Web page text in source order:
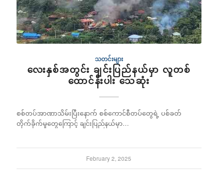
သတင်းများ
လေးနှစ်အတွင်း ချင်းပြည်နယ်မှာ လူတစ်
ထောင်နီးပါး သေဆုံး
စစ်တပ်အာဏာသိမ်းပြီးနောက် စစ်ကောင်စီတပ်တွေရဲ့ ပစ်ခတ်
တိုက်ခိုက်မှုတွေကြောင့် ချင်းပြည်နယ်မှာ…
February 2, 2025